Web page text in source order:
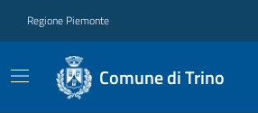
Regione Piemonte
Comune di Trino